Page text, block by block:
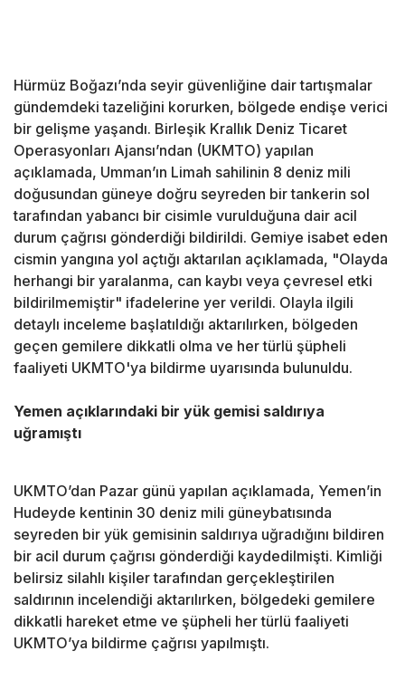
Hürmüz Boğazı’nda seyir güvenliğine dair tartışmalar
gündemdeki tazeliğini korurken, bölgede endişe verici
bir gelişme yaşandı. Birleşik Krallık Deniz Ticaret
Operasyonları Ajansı’ndan (UKMTO) yapılan
açıklamada, Umman’ın Limah sahilinin 8 deniz mili
doğusundan güneye doğru seyreden bir tankerin sol
tarafından yabancı bir cisimle vurulduğuna dair acil
durum çağrısı gönderdiği bildirildi. Gemiye isabet eden
cismin yangına yol açtığı aktarılan açıklamada, "Olayda
herhangi bir yaralanma, can kaybı veya çevresel etki
bildirilmemiştir" ifadelerine yer verildi. Olayla ilgili
detaylı inceleme başlatıldığı aktarılırken, bölgeden
geçen gemilere dikkatli olma ve her türlü şüpheli
faaliyeti UKMTO'ya bildirme uyarısında bulunuldu.
Yemen açıklarındaki bir yük gemisi saldırıya
uğramıştı
UKMTO’dan Pazar günü yapılan açıklamada, Yemen’in
Hudeyde kentinin 30 deniz mili güneybatısında
seyreden bir yük gemisinin saldırıya uğradığını bildiren
bir acil durum çağrısı gönderdiği kaydedilmişti. Kimliği
belirsiz silahlı kişiler tarafından gerçekleştirilen
saldırının incelendiği aktarılırken, bölgedeki gemilere
dikkatli hareket etme ve şüpheli her türlü faaliyeti
UKMTO’ya bildirme çağrısı yapılmıştı.